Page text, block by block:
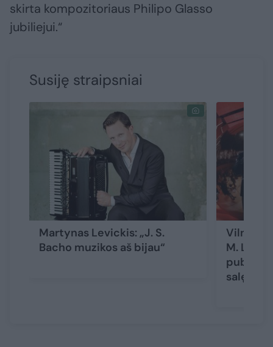
skirta kompozitoriaus Philipo Glasso
jubiliejui.“
Susiję straipsniai
Martynas Levickis: „J. S.
Bacho muzikos aš bijau“
Vilnių
M.
publika
salę